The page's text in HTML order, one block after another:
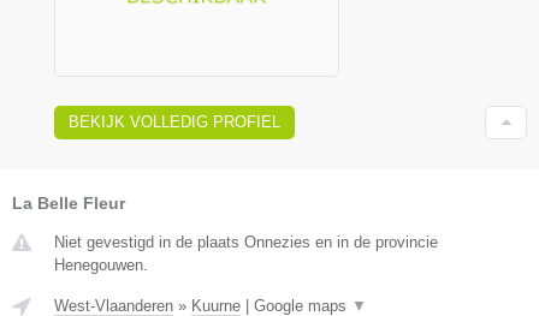
BEKIJK VOLLEDIG PROFIEL
La Belle Fleur
Niet gevestigd in de plaats Onnezies en in de provincie
Henegouwen.
West-Vlaanderen » Kuurne | Google maps ▼